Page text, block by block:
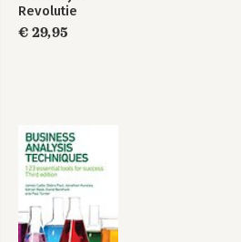
Revolutie
€ 29,95